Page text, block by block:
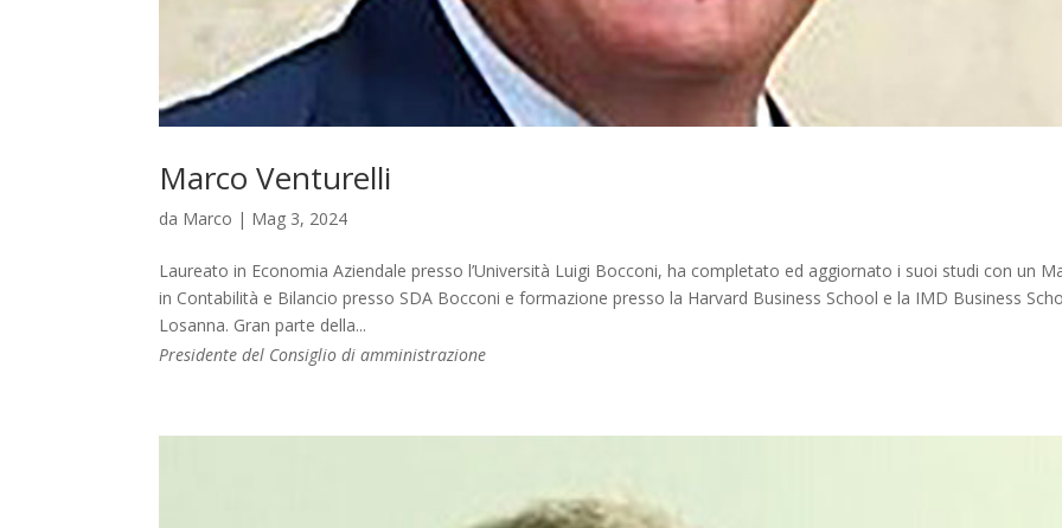
Marco Venturelli
da Marco | Mag 3, 2024
Laureato in Economia Aziendale presso l’Università Luigi Bocconi, ha completato ed aggiornato i suoi studi con un
in Contabilità e Bilancio presso SDA Bocconi e formazione presso la Harvard Business School e la IMD Business
Losanna. Gran parte della...